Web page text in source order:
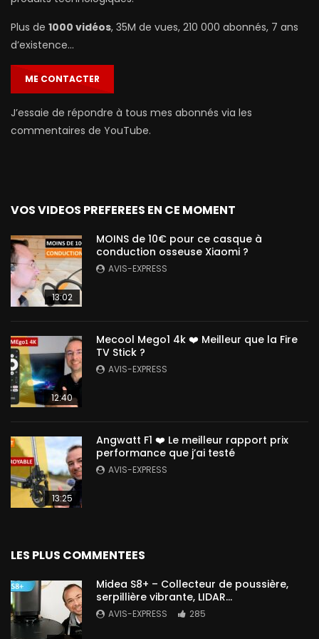
Plus de 1000 vidéos, 35M de vues, 210 000 abonnés, 7 ans
d’existence…
ME CONTACTER
J’essaie de répondre à tous mes abonnés via les
commentaires de YouTube.
VOS VIDEOS PREFEREES EN CE MOMENT
13:02
MOINS de 10€ pour ce casque à
conduction osseuse Xiaomi ?
AVIS-EXPRESS
12:40
Mecool Mego1 4k ❤️ Meilleur que la Fire
TV Stick ?
AVIS-EXPRESS
13:25
Angwatt F1 ❤️ Le meilleur rapport prix
performance que j’ai testé
AVIS-EXPRESS
LES PLUS COMMENTEES
Midea S8+ – Collecteur de poussière,
serpillière vibrante, LIDAR…
AVIS-EXPRESS 285